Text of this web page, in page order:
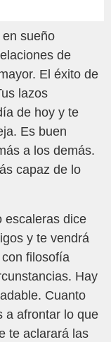
sueño
de
El éxito de
lazos
de hoy y te
Es buen
a los demás.
capaz de lo
escaleras dice
y te vendrá
filosofía
Hay
Cuanto
a afrontar lo que
te aclarará las